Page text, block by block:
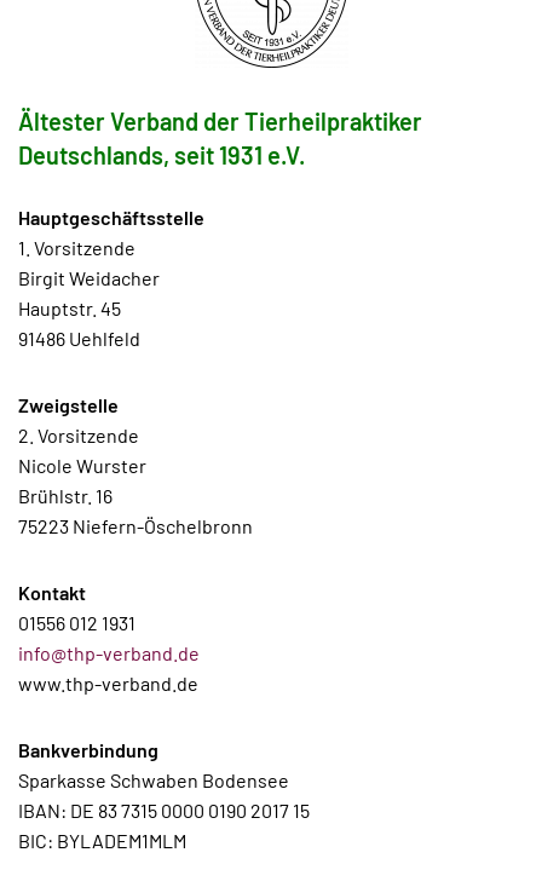
Ältester Verband der Tierheilpraktiker
Deutschlands, seit 1931 e.V.
Hauptgeschäftsstelle
1. Vorsitzende
Birgit Weidacher
Hauptstr. 45
91486 Uehlfeld
Zweigstelle
2. Vorsitzende
Nicole Wurster
Brühlstr. 16
75223 Niefern-Öschelbronn
Kontakt
01556 012 1931
info@thp-verband.de
www.thp-verband.de
Bankverbindung
Sparkasse Schwaben Bodensee
IBAN: DE 83 7315 0000 0190 2017 15
BIC: BYLADEM1MLM